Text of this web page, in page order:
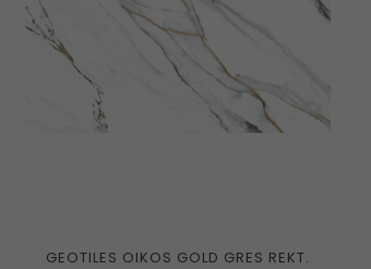
GEOTILES OIKOS GOLD GRES REKT.